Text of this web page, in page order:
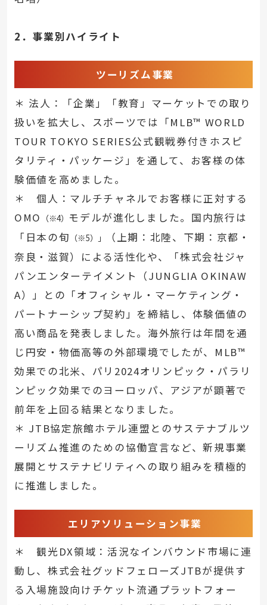
2．事業別ハイライト
ツーリズム事業
＊ 法人：「企業」「教育」マーケットでの取り
扱いを拡大し、スポーツでは「MLB™ WORLD
TOUR TOKYO SERIES公式観戦券付きホスピ
タリティ・パッケージ」を通して、お客様の体
験価値を高めました。
＊ 個人：マルチチャネルでお客様に正対する
OMO （※4） モデルが進化しました。国内旅行は
「日本の旬 （※5）」
（上期：北陸、下期：京都・
奈良・滋賀）による活性化や、「株式会社ジャ
パンエンターテイメント（JUNGLIA OKINAW
A）」との「オフィシャル・マーケティング・
パートナーシップ契約」を締結し、体験価値の
高い商品を発表しました。海外旅行は年間を通
じ円安・物価高等の外部環境でしたが、MLB™
効果での北米、パリ2024オリンピック・パラリ
ンピック効果でのヨーロッパ、アジアが顕著で
前年を上回る結果となりました。
＊ JTB協定旅館ホテル連盟とのサステナブルツ
ーリズム推進のための協働宣言など、新規事業
展開とサステナビリティへの取り組みを積極的
に推進しました。
エリアソリューション事業
＊ 観光DX領域：活況なインバウンド市場に連
動し、株式会社グッドフェローズJTBが提供す
る入場施設向けチケット流通プラットフォー